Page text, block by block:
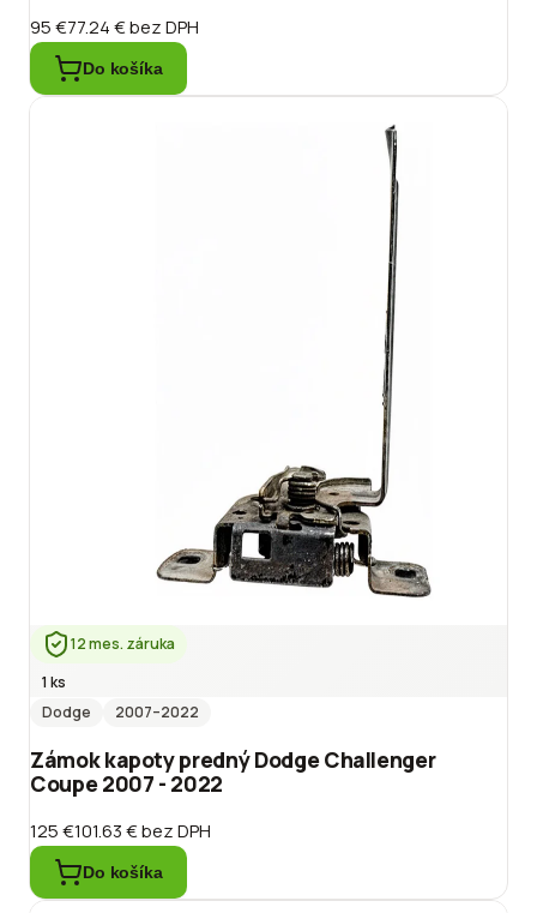
95 €77.24 €bez DPH
Do košíka
12 mes. záruka
1 ks
Dodge
2007–2022
Zámok kapoty predný Dodge Challenger
Coupe 2007 - 2022
125 €101.63 €bez DPH
Do košíka